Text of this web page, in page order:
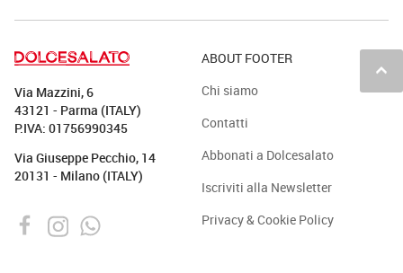
keyboard_arrow_up
Via Mazzini, 6
43121 - Parma (ITALY)
P.IVA: 01756990345
Via Giuseppe Pecchio, 14
20131 - Milano (ITALY)
ABOUT FOOTER
Chi siamo
Contatti
Abbonati a Dolcesalato
Iscriviti alla Newsletter
Privacy & Cookie Policy